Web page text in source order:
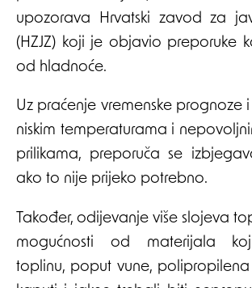
upozorava Hrvatski zavod za
(HZJZ) koji je objavio preporuke
od hladnoće.
Uz praćenje vremenske prognoze
niskim temperaturama i
prilikama, preporuča se
ako to nije prijeko potrebno.
Također, odijevanje više slojeva
mogućnosti od materijala
toplinu, poput vune,